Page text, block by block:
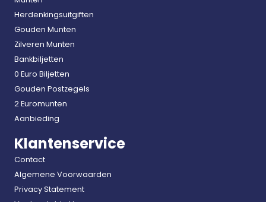
Herdenkingsuitgiften
Gouden Munten
Zilveren Munten
Bankbiljetten
0 Euro Biljetten
Gouden Postzegels
2 Euromunten
Aanbieding
Klantenservice
Contact
Algemene Voorwaarden
Privacy Statement